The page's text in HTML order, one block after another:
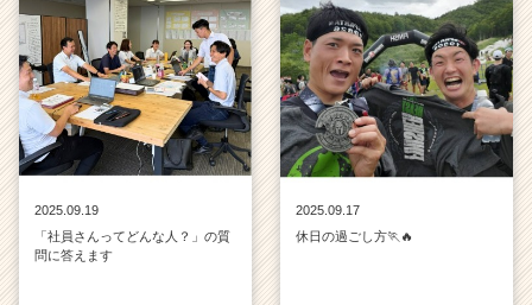
2025.09.19
「社員さんってどんな人？」の質
問に答えます
2025.09.17
休日の過ごし方🏃🔥